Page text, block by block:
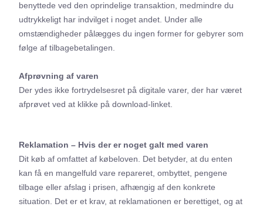
benyttede ved den oprindelige transaktion, medmindre du
udtrykkeligt har indvilget i noget andet. Under alle
omstændigheder pålægges du ingen former for gebyrer som
følge af tilbagebetalingen.
Afprøvning af varen
Der ydes ikke fortrydelsesret på digitale varer, der har været
afprøvet ved at klikke på download-linket.
Reklamation – Hvis der er noget galt med varen
Dit køb af omfattet af købeloven. Det betyder, at du enten
kan få en mangelfuld vare repareret, ombyttet, pengene
tilbage eller afslag i prisen, afhængig af den konkrete
situation. Det er et krav, at reklamationen er berettiget, og at